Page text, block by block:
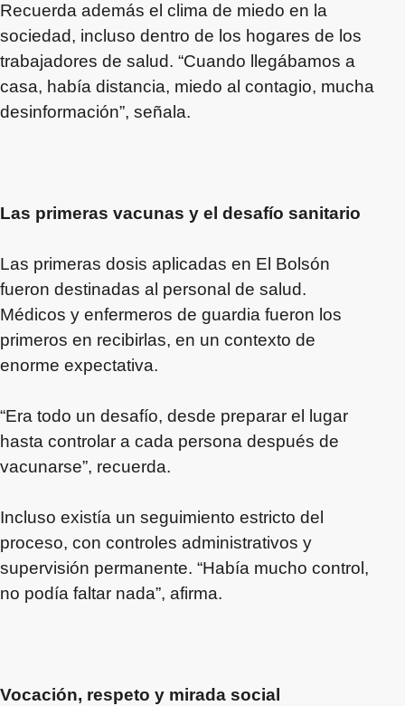
Recuerda además el clima de miedo en la
sociedad, incluso dentro de los hogares de los
trabajadores de salud. “Cuando llegábamos a
casa, había distancia, miedo al contagio, mucha
desinformación”, señala.
Las primeras vacunas y el desafío sanitario
Las primeras dosis aplicadas en El Bolsón
fueron destinadas al personal de salud.
Médicos y enfermeros de guardia fueron los
primeros en recibirlas, en un contexto de
enorme expectativa.
“Era todo un desafío, desde preparar el lugar
hasta controlar a cada persona después de
vacunarse”, recuerda.
Incluso existía un seguimiento estricto del
proceso, con controles administrativos y
supervisión permanente. “Había mucho control,
no podía faltar nada”, afirma.
Vocación, respeto y mirada social